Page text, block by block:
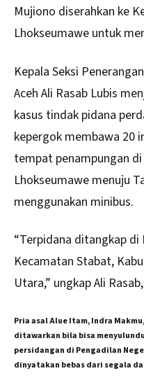
Mujiono diserahkan ke
Lhokseumawe untuk
Kepala Seksi
Aceh Ali Rasab Lubis
kasus tindak pidana
kepergok membawa 20
tempat penampungan
Lhokseumawe menuju
menggunakan minibus.
“Terpidana ditangkap di
Kecamatan Stabat,
Utara,” ungkap Ali
Pria asal Alue Itam, Indra
ditawarkan bila bisa
persidangan di Pengadilan
dinyatakan bebas dari segala